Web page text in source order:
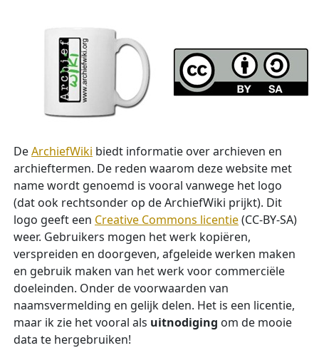
DeArchiefWiki biedt informatie over archieven en
archieftermen. De reden waarom deze website met
name wordt genoemd is vooral vanwege het logo
(dat ook rechtsonder op de ArchiefWiki prijkt). Dit
logo geeft een Creative Commons licentie(CC-BY-SA)
weer. Gebruikers mogen het werk kopiëren,
verspreiden en doorgeven, afgeleide werken maken
en gebruik maken van het werk voor commerciële
doeleinden. Onder de voorwaarden van
naamsvermelding en gelijk delen. Het is een licentie,
maar ik zie het vooral als uitnodiging om de mooie
data te hergebruiken!